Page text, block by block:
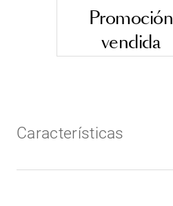
Promoción
vendida
Características